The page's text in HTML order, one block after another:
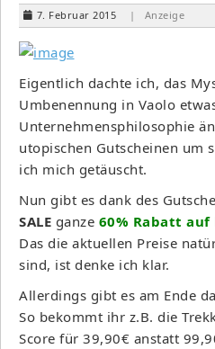
7. Februar 2015 | Anzeige
Eigentlich dachte ich, das
Umbenennung in Vaolo
Unternehmensphilosophie
utopischen Gutscheinen um
ich mich getäuscht.
Nun gibt es dank des
SALE ganze 60% Rabatt
Das die aktuellen Preise
sind, ist denke ich klar.
Allerdings gibt es am Ende
So bekommt ihr z.B. die
Score für 39,90€ anstatt